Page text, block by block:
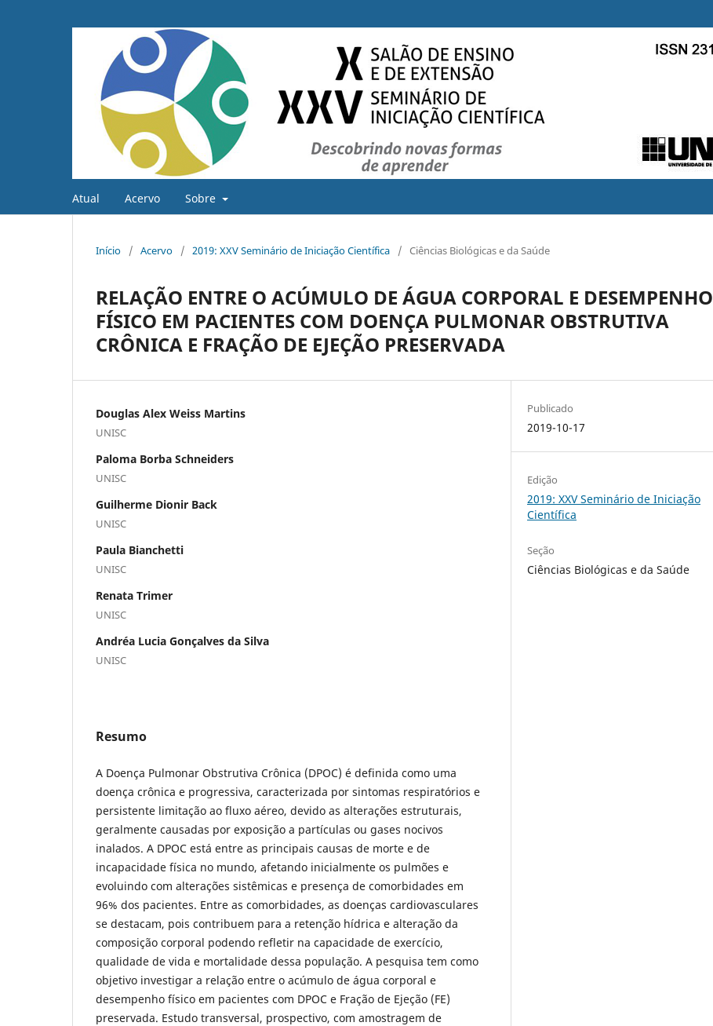
Atual Acervo Sobre
Início / Acervo / 2019: XXV Seminário de Iniciação Científica / Ciências Biológicas e da Saúde
RELAÇÃO ENTRE O ACÚMULO DE ÁGUA CORPORAL E DESEMPENHO
FÍSICO EM PACIENTES COM DOENÇA PULMONAR OBSTRUTIVA
CRÔNICA E FRAÇÃO DE EJEÇÃO PRESERVADA
Douglas Alex Weiss Martins
UNISC
Paloma Borba Schneiders
UNISC
Guilherme Dionir Back
UNISC
Paula Bianchetti
UNISC
Renata Trimer
UNISC
Andréa Lucia Gonçalves da Silva
UNISC
Resumo
A Doença Pulmonar Obstrutiva Crônica (DPOC) é definida como uma
doença crônica e progressiva, caracterizada por sintomas respiratórios e
persistente limitação ao fluxo aéreo, devido as alterações estruturais,
geralmente causadas por exposição a partículas ou gases nocivos
inalados. A DPOC está entre as principais causas de morte e de
incapacidade física no mundo, afetando inicialmente os pulmões e
evoluindo com alterações sistêmicas e presença de comorbidades em
96% dos pacientes. Entre as comorbidades, as doenças cardiovasculares
se destacam, pois contribuem para a retenção hídrica e alteração da
composição corporal podendo refletir na capacidade de exercício,
qualidade de vida e mortalidade dessa população. A pesquisa tem como
objetivo investigar a relação entre o acúmulo de água corporal e
desempenho físico em pacientes com DPOC e Fração de Ejeção (FE)
preservada. Estudo transversal, prospectivo, com amostragem de
Publicado
2019-10-17
Edição
2019: XXV Seminário de Iniciação
Científica
Seção
Ciências Biológicas e da Saúde